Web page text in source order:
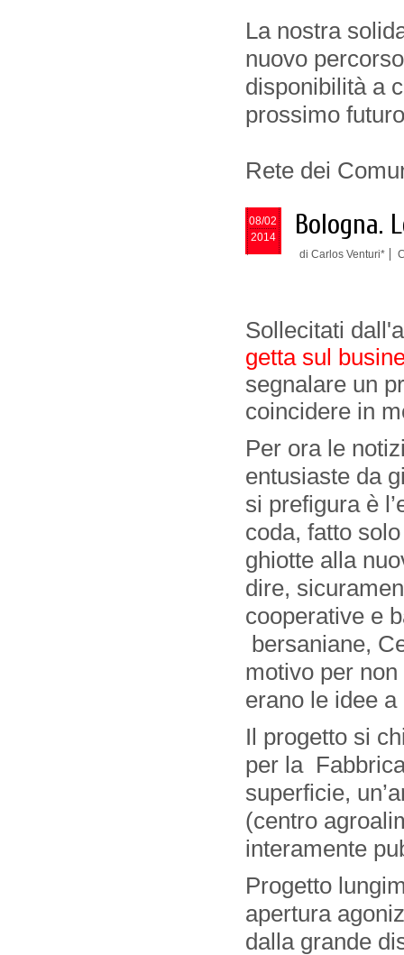
La nostra
nuovo
disponibilità a
prossimo
Rete dei
08/02
2014
Bologna.
di Carlos Venturi*
Sollecitati
getta sul
segnalare un
coincidere in
Per ora le
entusiaste da
si prefigura è
coda, fatto
ghiotte alla
dire,
cooperative e
bersaniane,
motivo per
erano le idee
Il progetto si
per la
superficie,
(centro
interamente
Progetto
apertura
dalla grande